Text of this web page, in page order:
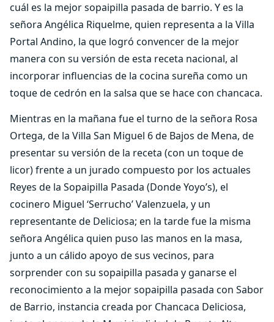
cuál es la mejor sopaipilla pasada de barrio. Y es la
señora Angélica Riquelme, quien representa a la Villa
Portal Andino, la que logró convencer de la mejor
manera con su versión de esta receta nacional, al
incorporar influencias de la cocina sureña como un
toque de cedrón en la salsa que se hace con chancaca.
Mientras en la mañana fue el turno de la señora Rosa
Ortega, de la Villa San Miguel 6 de Bajos de Mena, de
presentar su versión de la receta (con un toque de
licor) frente a un jurado compuesto por los actuales
Reyes de la Sopaipilla Pasada (Donde Yoyo’s), el
cocinero Miguel ‘Serrucho’ Valenzuela, y un
representante de Deliciosa; en la tarde fue la misma
señora Angélica quien puso las manos en la masa,
junto a un cálido apoyo de sus vecinos, para
sorprender con su sopaipilla pasada y ganarse el
reconocimiento a la mejor sopaipilla pasada con Sabor
de Barrio, instancia creada por Chancaca Deliciosa,